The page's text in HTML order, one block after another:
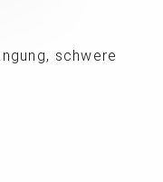
schwere